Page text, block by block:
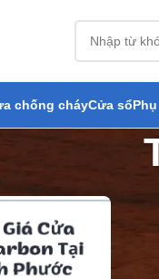
chống cháyCửa sổ